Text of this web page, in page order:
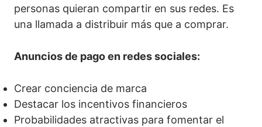
personas quieran compartir en sus redes. Es
una llamada a distribuir más que a comprar.
Anuncios de pago en redes sociales:
Crear conciencia de marca
Destacar los incentivos financieros
Probabilidades atractivas para fomentar el